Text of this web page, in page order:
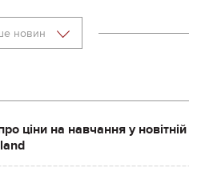
новин
ціни на навчання у новітній